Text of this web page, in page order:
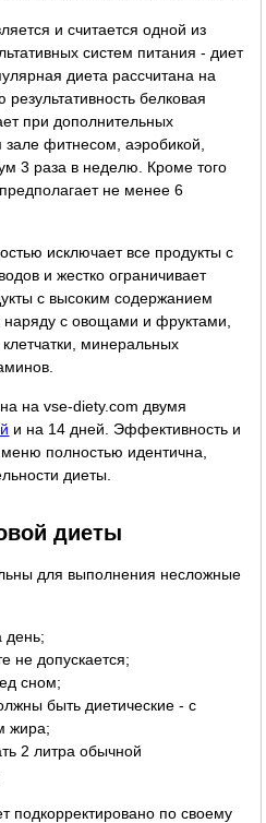
и считается одной из
систем питания - диет
диета рассчитана на
белковая
при дополнительных
фитнесом, аэробикой,
3 раза в неделю. Кроме того
не менее 6
исключает все продукты с
и жестко ограничивает
с высоким содержанием
с овощами и фруктами,
минеральных
на vse-diety.com двумя
и на 14 дней. Эффективность и
полностью идентична,
диеты.
диеты
для выполнения несложные
день;
не допускается;
сном;
быть диетические - с
жира;
2 литра обычной
подкорректировано по своему